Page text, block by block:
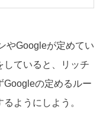
やGoogleが定めてい
していると、リッチ
Googleの定めるルー
ようにしよう。